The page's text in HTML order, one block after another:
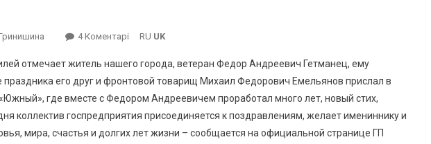
4 Коментарі До
Южного,
Ветерану
Федору
Гетманцу
Исполнилось
RU UK
отмечает житель нашего города, ветеран Федор Андреевич Гетманец, ему
праздника его друг и фронтовой товарищ Михаил Федорович Емельянов прислал в
где вместе с Федором Андреевичем проработал много лет, новый стих,
коллектив госпредприятия присоединяется к поздравлениям, желает имениннику и
мира, счастья и долгих лет жизни – сообщается на официальной странице ГП